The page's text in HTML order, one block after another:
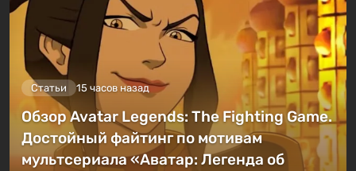
Статьи 15 часов назад
Обзор Avatar Legends: The Fighting Game.
Достойный файтинг по мотивам
мультсериала «Аватар: Легенда об